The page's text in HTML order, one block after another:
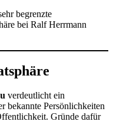
begrenzte
bei Ralf Herrmann
verdeutlicht ein
bekannte Persönlichkeiten
Gründe dafür